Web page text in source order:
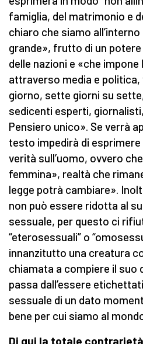
famiglia, del matrimonio e
chiaro che siamo
grande», frutto di un
delle nazioni e «che impone
attraverso media e politica,
giorno, sette giorni su
sedicenti esperti,
Pensiero unico». Se verrà
testo impedirà di
verità sull’uomo, ovvero
femmina», realtà che
legge potrà cambiare».
non può essere ridotta al
sessuale, per questo ci
“eterosessuali” o
innanzitutto una creatura
chiamata a compiere il suo
passa dall’essere
sessuale di un dato
bene per cui siamo al
Di qui la totale